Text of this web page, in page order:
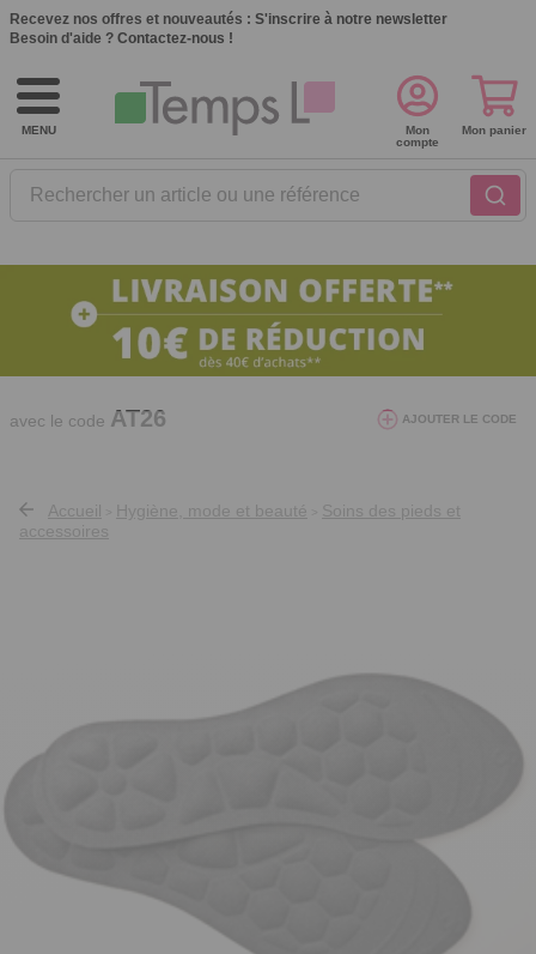
Recevez nos offres et nouveautés : S'inscrire à notre newsletter
Besoin d'aide ? Contactez-nous !
MENU
Rechercher un article ou une référence
Mon
compte
Mon panier
10€ de réduction dès 40€ d'achat. Offre
valable du 03/08/2026 au 12/08/2026.
avec le code AT26 AJOUTER LE CODE
Accueil Hygiène, mode et beauté
Soins des pieds et
accessoires